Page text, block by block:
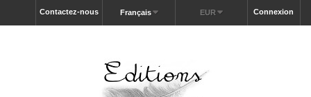
Connexion
EUR
Français
Contactez-nous